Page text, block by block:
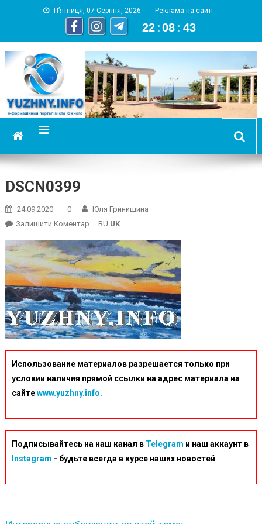
П’ятниця, 07 Серпня, 2026 Реклама на сайті
22 :08 : 44
YUZHNY.INFO
информационный портал города Южный
DSCN0399
24.09.2020 0
Юля Гринишина
Залишити КоментарOn RU UK
Использование материалов разрешается только при
условии наличия прямой ссылки на адрес материала на
сайтеwww.yuzhny.info.
Подписывайтесь на наш канал в Telegram и наш аккаунт в
Instagram - будьте всегда в курсе наших новостей